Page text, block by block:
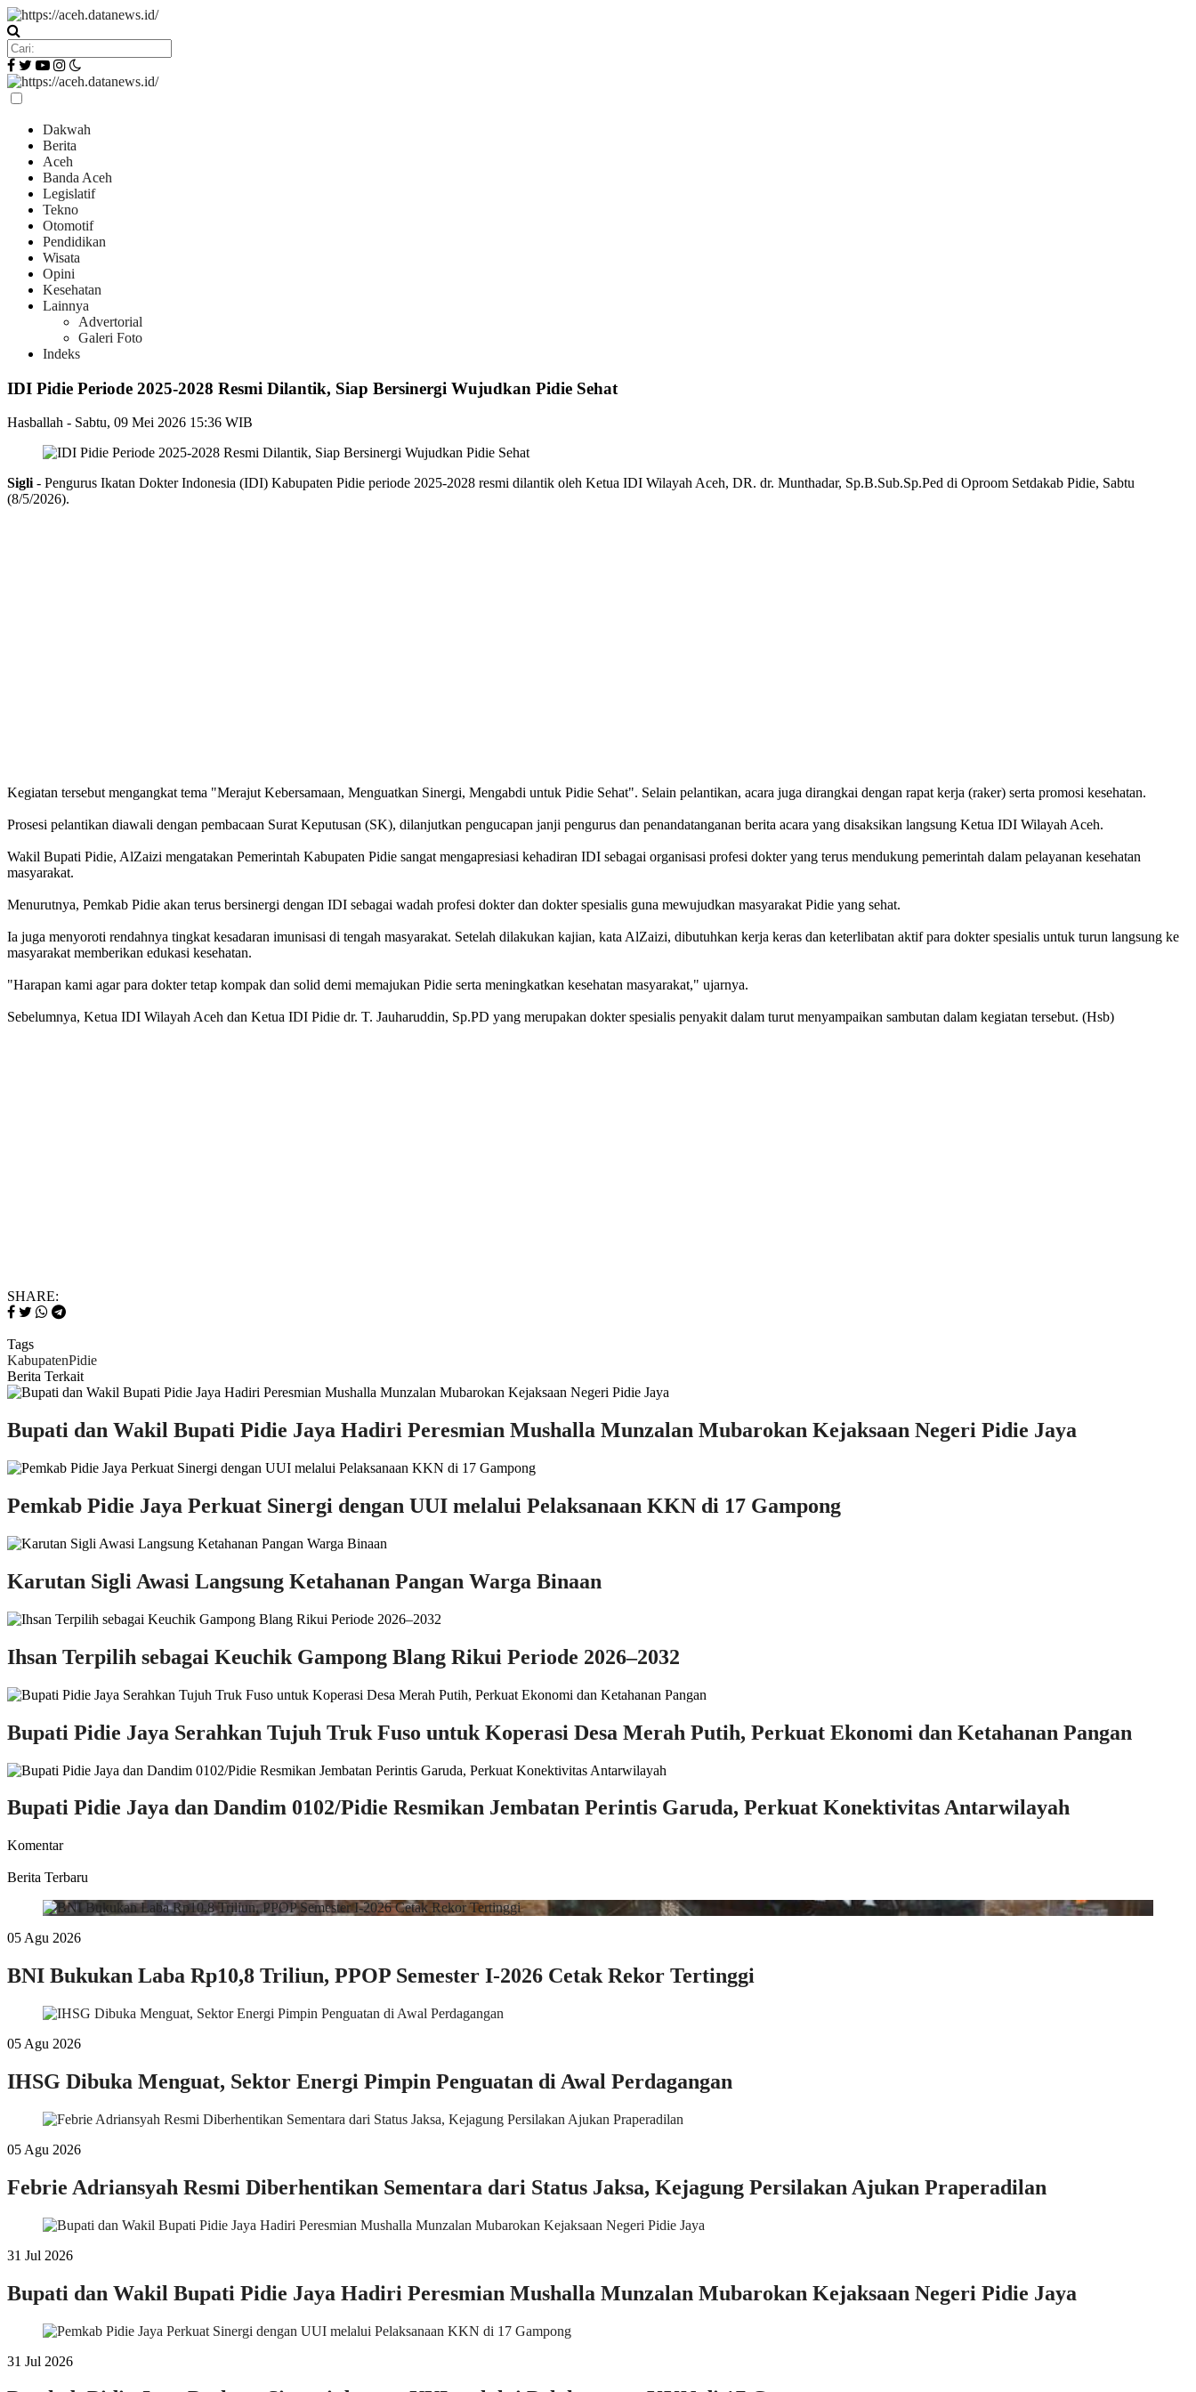
Dakwah
Berita
Aceh
Banda Aceh
Legislatif
Tekno
Otomotif
Pendidikan
Wisata
Opini
Kesehatan
Lainnya
Advertorial
Galeri Foto
Indeks
IDI Pidie Periode 2025-2028 Resmi Dilantik, Siap Bersinergi Wujudkan Pidie Sehat
Hasballah - Sabtu, 09 Mei 2026 15:36 WIB
Sigli- Pengurus Ikatan Dokter Indonesia (IDI) Kabupaten Pidie periode 2025-2028 resmi dilantik oleh Ketua IDI Wilayah Aceh, DR. dr. Munthadar, Sp.B.Sub.Sp.Ped di Oproom Setdakab Pidie, Sabtu
(8/5/2026).
Kegiatan tersebut mengangkat tema "Merajut Kebersamaan, Menguatkan Sinergi, Mengabdi untuk Pidie Sehat". Selain pelantikan, acara juga dirangkai dengan rapat kerja (raker) serta promosi kesehatan.
Prosesi pelantikan diawali dengan pembacaan Surat Keputusan (SK), dilanjutkan pengucapan janji pengurus dan penandatanganan berita acara yang disaksikan langsung Ketua IDI Wilayah Aceh.
Wakil Bupati Pidie, AlZaizi mengatakan Pemerintah Kabupaten Pidie sangat mengapresiasi kehadiran IDI sebagai organisasi profesi dokter yang terus mendukung pemerintah dalam pelayanan kesehatan
masyarakat.
Menurutnya, Pemkab Pidie akan terus bersinergi dengan IDI sebagai wadah profesi dokter dan dokter spesialis guna mewujudkan masyarakatPidie yang sehat.
Ia juga menyoroti rendahnya tingkat kesadaran imunisasi di tengah masyarakat. Setelah dilakukan kajian, kata AlZaizi, dibutuhkan kerja keras dan keterlibatan aktif para dokter spesialis untuk turun langsung ke
masyarakat memberikan edukasi kesehatan.
"Harapan kami agar para dokter tetap kompak dan solid demi memajukan Pidie serta meningkatkan kesehatan masyarakat," ujarnya.
Sebelumnya, Ketua IDI Wilayah Aceh dan Ketua IDI Pidie dr. T. Jauharuddin, Sp.PD yang merupakan dokter spesialis penyakit dalam turut menyampaikan sambutan dalam kegiatan tersebut. (Hsb)
SHARE:
Tags
KabupatenPidie
Berita Terkait
Bupati dan Wakil Bupati Pidie Jaya Hadiri Peresmian Mushalla Munzalan Mubarokan Kejaksaan Negeri Pidie Jaya
Pemkab Pidie Jaya Perkuat Sinergi dengan UUI melalui Pelaksanaan KKN di 17 Gampong
Karutan Sigli Awasi Langsung Ketahanan Pangan Warga Binaan
Ihsan Terpilih sebagai Keuchik Gampong Blang Rikui Periode 2026–2032
Bupati Pidie Jaya Serahkan Tujuh Truk Fuso untuk Koperasi Desa Merah Putih, Perkuat Ekonomi dan Ketahanan Pangan
Bupati Pidie Jaya dan Dandim 0102/Pidie Resmikan Jembatan Perintis Garuda, Perkuat Konektivitas Antarwilayah
Komentar
Berita Terbaru
05 Agu 2026
BNI Bukukan Laba Rp10,8 Triliun, PPOP Semester I-2026 Cetak Rekor Tertinggi
05 Agu 2026
IHSG Dibuka Menguat, Sektor Energi Pimpin Penguatan di Awal Perdagangan
05 Agu 2026
Febrie Adriansyah Resmi Diberhentikan Sementara dari Status Jaksa, Kejagung Persilakan Ajukan Praperadilan
31 Jul 2026
Bupati dan Wakil Bupati Pidie Jaya Hadiri Peresmian Mushalla Munzalan Mubarokan Kejaksaan Negeri Pidie Jaya
31 Jul 2026